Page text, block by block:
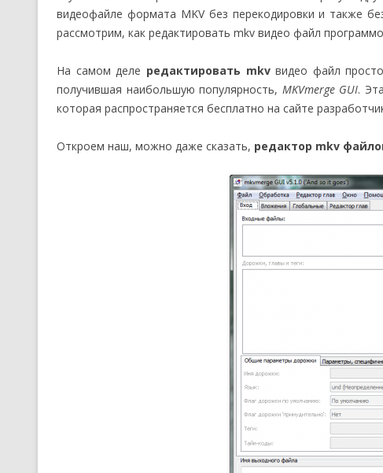
видеофайле формата MKV без перекодировки и также
рассмотрим, как редактировать mkv видео файл
На самом деле редактировать mkvвидео файл
получившая наибольшую популярность, MKVmerge GUI.
которая распространяется бесплатно на сайте
Откроем наш, можно даже сказать, редактор mkv